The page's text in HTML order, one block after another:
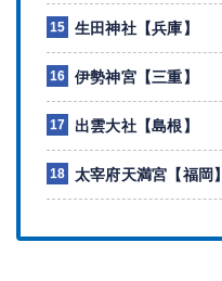
生田神社【兵庫】
伊勢神宮【三重】
出雲大社【島根】
太宰府天満宮【福岡】